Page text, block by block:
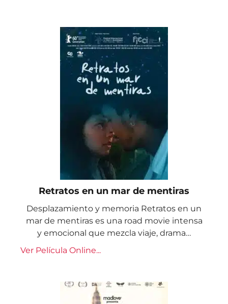
Retratos en un mar de mentiras
Desplazamiento y memoria Retratos en un
mar de mentiras es una road movie intensa
y emocional que mezcla viaje, drama…
Ver Película Online...